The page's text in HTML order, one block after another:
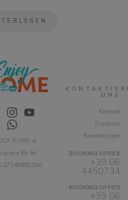
ROME di
8a Srl
07340891006
UNS
Kontakt
Ergebnis
Bewertungen
BOOKING OFFICE
+39 06
4450734
BOOKING OFFICE
+39 06